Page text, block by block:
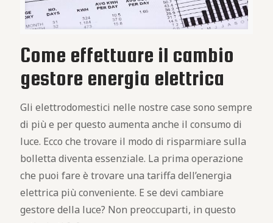
Come effettuare il cambio
gestore energia elettrica
Gli elettrodomestici nelle nostre case sono sempre
di più e per questo aumenta anche il consumo di
luce. Ecco che trovare il modo di risparmiare sulla
bolletta diventa essenziale. La prima operazione
che puoi fare è trovare una tariffa dell’energia
elettrica più conveniente. E se devi cambiare
gestore della luce? Non preoccuparti, in questo